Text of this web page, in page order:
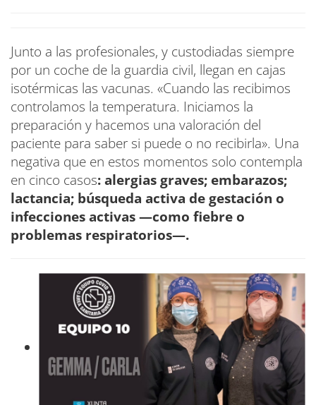
Junto a las profesionales, y custodiadas siempre
por un coche de la guardia civil, llegan en cajas
isotérmicas las vacunas. «Cuando las recibimos
controlamos la temperatura. Iniciamos la
preparación y hacemos una valoración del
paciente para saber si puede o no recibirla». Una
negativa que en estos momentos solo contempla
en cinco casos: alergias graves; embarazos;
lactancia; búsqueda activa de gestación o
infecciones activas —como fiebre o
problemas respiratorios—.